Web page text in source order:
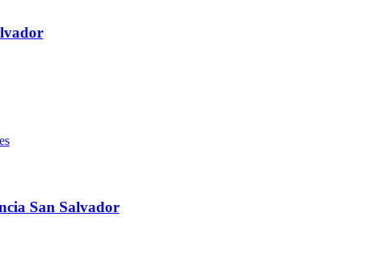
San Salvador